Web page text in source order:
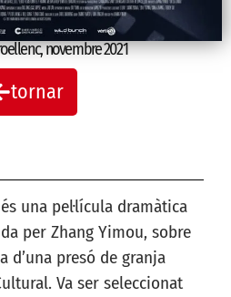
,novembre 2021
tornar
és una pel·lícula dramàtica
per Zhang Yimou, sobre
d’una presó de granja
Va ser seleccionat